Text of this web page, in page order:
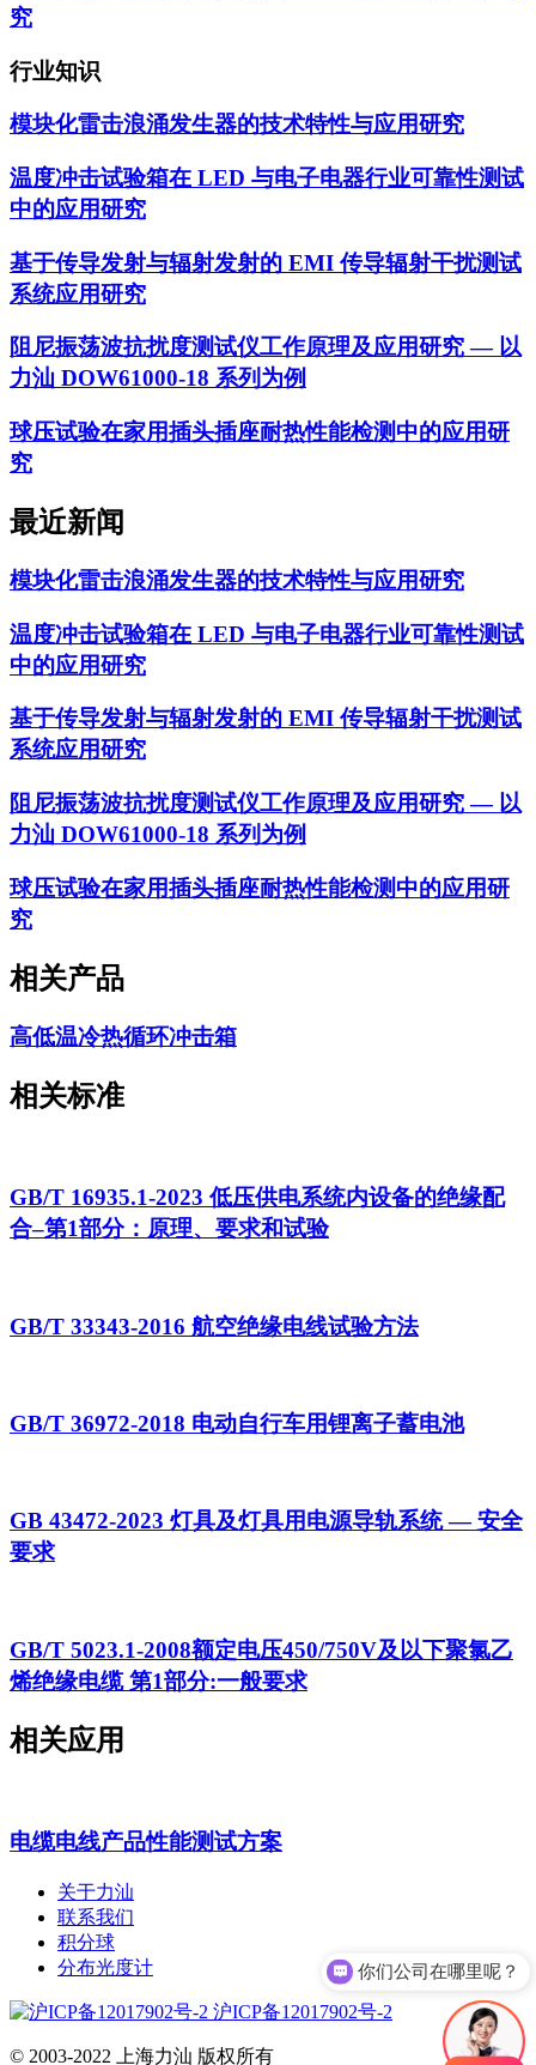
究
行业知识
模块化雷击浪涌发生器的技术特性与应用研究
温度冲击试验箱在 LED 与电子电器行业可靠性测试
中的应用研究
基于传导发射与辐射发射的 EMI 传导辐射干扰测试
系统应用研究
阻尼振荡波抗扰度测试仪工作原理及应用研究 — 以
力汕 DOW61000-18 系列为例
球压试验在家用插头插座耐热性能检测中的应用研
究
最近新闻
模块化雷击浪涌发生器的技术特性与应用研究
温度冲击试验箱在 LED 与电子电器行业可靠性测试
中的应用研究
基于传导发射与辐射发射的 EMI 传导辐射干扰测试
系统应用研究
阻尼振荡波抗扰度测试仪工作原理及应用研究 — 以
力汕 DOW61000-18 系列为例
球压试验在家用插头插座耐热性能检测中的应用研
究
相关产品
高低温冷热循环冲击箱
相关标准
GB/T 16935.1-2023 低压供电系统内设备的绝缘配
合–第1部分：原理、要求和试验
GB/T 33343-2016 航空绝缘电线试验方法
GB/T 36972-2018 电动自行车用锂离子蓄电池
GB 43472-2023 灯具及灯具用电源导轨系统 — 安全
要求
GB/T 5023.1-2008额定电压450/750V及以下聚氯乙
烯绝缘电缆 第1部分:一般要求
相关应用
电缆电线产品性能测试方案
关于力汕
联系我们
积分球
分布光度计
沪ICP备12017902号-2
© 2003-2022 上海力汕 版权所有
你们公司在哪里呢？